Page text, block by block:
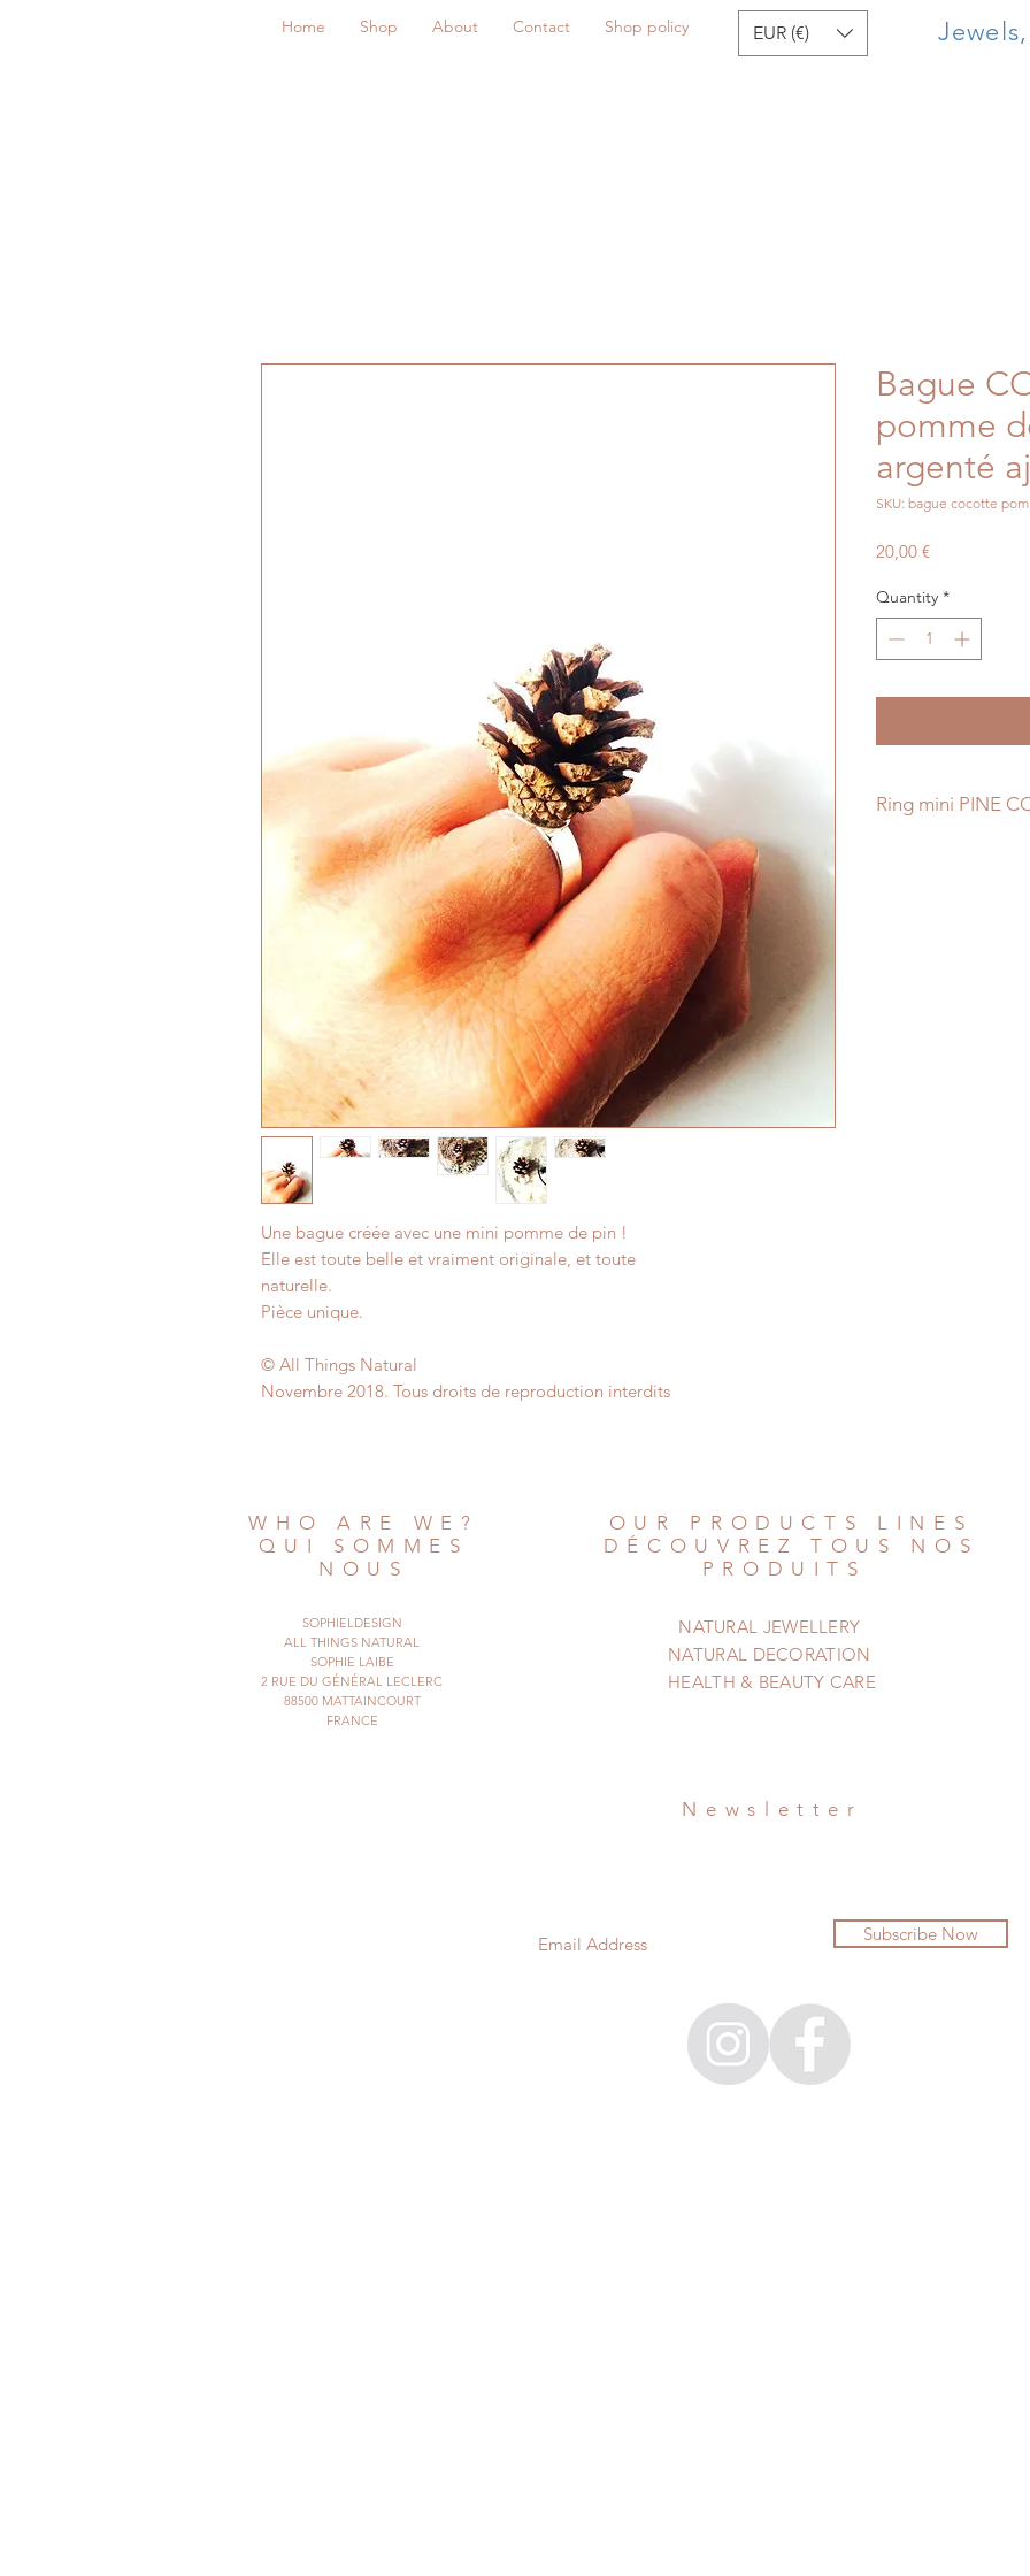
Home Shop About Contact Shop policy EUR (€)
Une bague créée avec une mini pomme de pin !
Elle est toute belle et vraiment originale, et toute
naturelle.
Pièce unique.
© All Things Natural
Novembre 2018. Tous droits de reproduction interdits
Bague
pomme
argenté
SKU: bague cocotte
20,00 €Price
Quantity *
Ring mini PINE
WHO ARE WE?
QUI SOMMES
NOUS
SOPHIELDESIGN
ALL THINGS NATURAL
SOPHIE LAIBE
2 RUE DU GÉNÉRAL LECLERC
88500 MATTAINCOURT
FRANCE
OUR PRODUCTS LINES
DÉCOUVREZ TOUS NOS
PRODUITS
NATURAL JEWELLERY
NATURAL DECORATION
HEALTH & BEAUTY CARE
Newsletter
Subscribe Now